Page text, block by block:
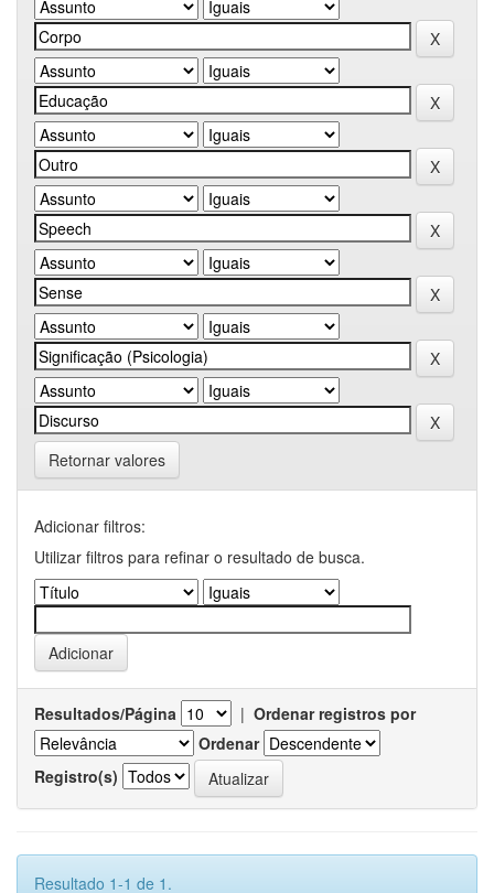
Retornar valores
Adicionar filtros:
Utilizar filtros para refinar o resultado de busca.
Resultados/Página | Ordenar registros por
Ordenar
Registro(s)
Resultado 1-1 de 1.